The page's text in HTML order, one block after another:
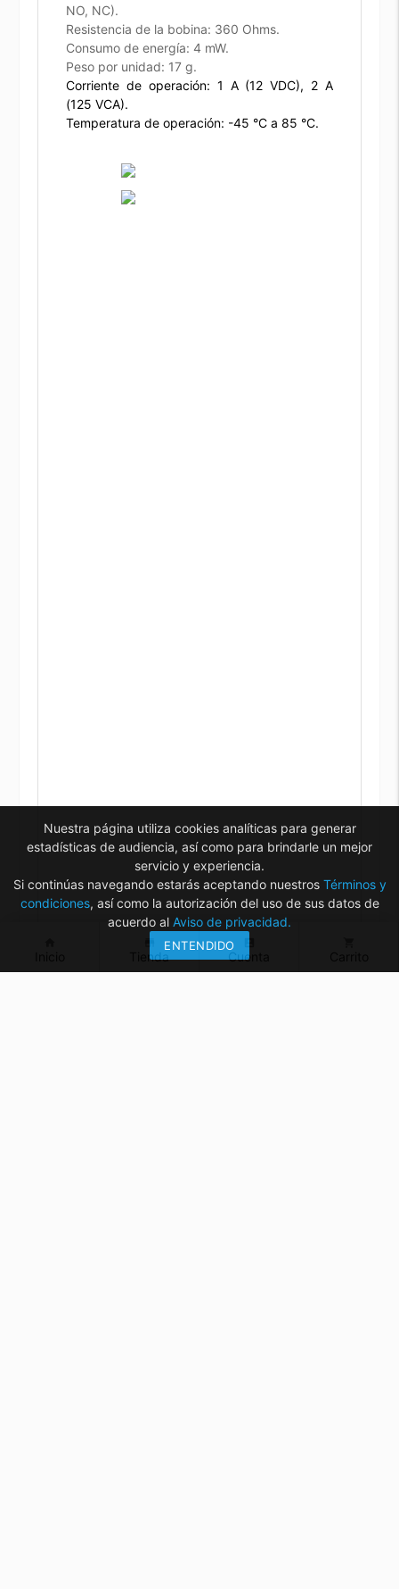
NO, NC).
Resistencia de la bobina: 360 Ohms.
Consumo de energía: 4 mW.
Peso por unidad: 17 g.
Corriente de operación: 1 A (12 VDC), 2 A
(125 VCA).
Temperatura de operación: -45 °C a 85 °C.
Tienda Cuenta
Nuestra página utiliza cookies analíticas para generar
estadísticas de audiencia, así como para brindarle un mejor
servicio y experiencia.
Si continúas navegando estarás aceptando nuestros Términos y
condiciones, así como la autorización del uso de sus datos de
acuerdo al Aviso de privacidad.
ENTENDIDO